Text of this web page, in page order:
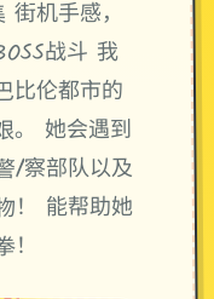
机手感，
战斗 我
比伦都市的
。 她会遇到
/察部队以及
！ 能帮助她